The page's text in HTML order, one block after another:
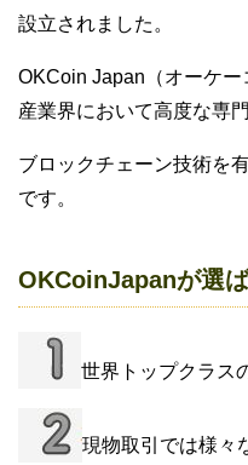
設立されました。
OKCoin Japan（オーケ
産業界において高度な専
ブロックチェーン技術を
です。
OKCoinJapanが選
世界トップクラス
現物取引では様